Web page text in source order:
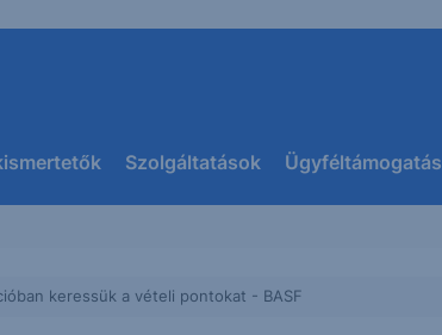
Szolgáltatások Ügyféltámogatás
keressük a vételi pontokat - BASF